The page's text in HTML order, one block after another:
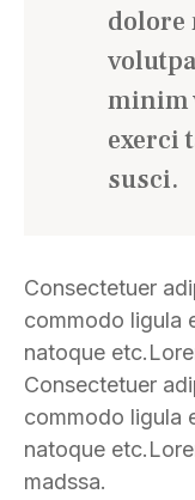
dolore
minim
exerci
susci.
Consectetuer
commodo ligula
natoque
Consectetuer
commodo ligula
natoque
madssa.